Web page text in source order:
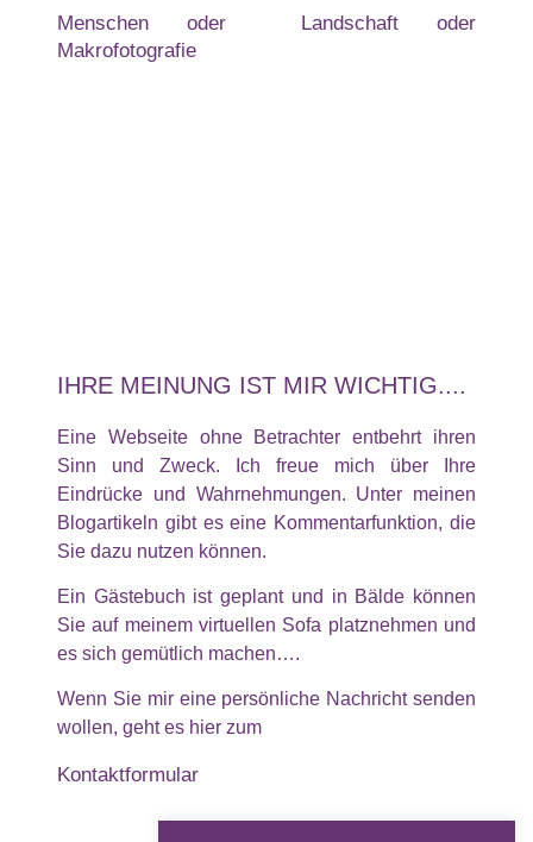
Menschen oder Landschaft oder
Makrofotografie
IHRE MEINUNG IST MIR WICHTIG....
Eine Webseite ohne Betrachter entbehrt ihren
Sinn und Zweck. Ich freue mich über Ihre
Eindrücke und Wahrnehmungen. Unter meinen
Blogartikeln gibt es eine Kommentarfunktion, die
Sie dazu nutzen können.
Ein Gästebuch ist geplant und in Bälde können
Sie auf meinem virtuellen Sofa platznehmen und
es sich gemütlich machen….
Wenn Sie mir eine persönliche Nachricht senden
wollen, geht es hier zum
Kontaktformular